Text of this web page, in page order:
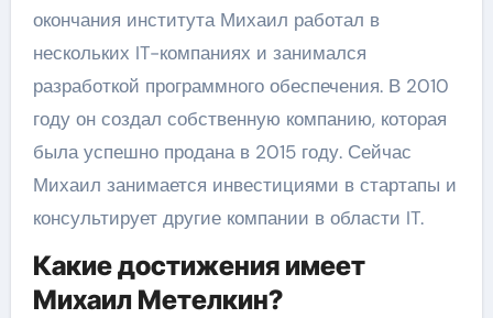
окончания института Михаил работал в
нескольких IT-компаниях и занимался
разработкой программного обеспечения. В 2010
году он создал собственную компанию, которая
была успешно продана в 2015 году. Сейчас
Михаил занимается инвестициями в стартапы и
консультирует другие компании в области IT.
Какие достижения имеет
Михаил Метелкин?